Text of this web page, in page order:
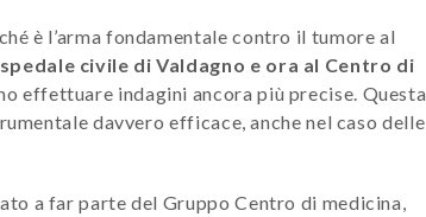
è l’arma fondamentale contro il tumore al
civile di Valdagno e ora al Centro di
effettuare indagini ancora più precise. Questa
davvero efficace, anche nel caso delle
a far parte del Gruppo Centro di medicina,